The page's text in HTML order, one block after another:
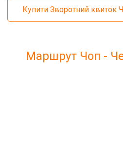
Купити Зворотний квиток
Маршрут Чоп -